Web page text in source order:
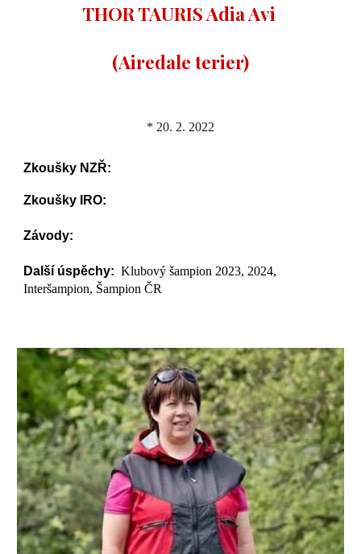
THOR TAURIS Adia Avi
(Airedale terier)
* 20. 2. 2022
Zkoušky NZŘ:
Zkoušky IRO:
Závody:
Další úspěchy: Klubový šampion 2023, 2024,
Interšampion, Šampion ČR